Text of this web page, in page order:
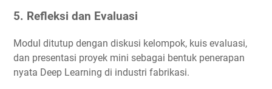
5. Refleksi dan Evaluasi
Modul ditutup dengan diskusi kelompok, kuis evaluasi,
dan presentasi proyek mini sebagai bentuk penerapan
nyata Deep Learning di industri fabrikasi.